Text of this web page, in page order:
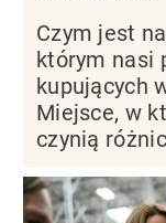
Czym jest
którym nasi
kupujących
Miejsce, w
czynią